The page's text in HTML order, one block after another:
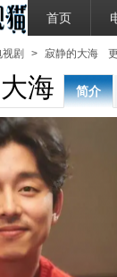
首页
视剧 > 寂静的大海
海 简介